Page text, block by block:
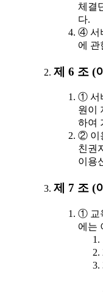
체결
다.
④ 서
에 관
제 6 조 (
① 서
원이
하여
② 이
친권
이용
제 7 조 (
① 교
에는